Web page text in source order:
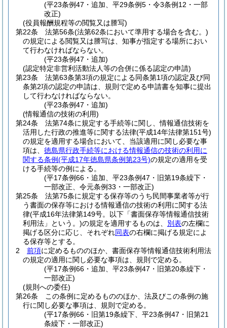
(平23条例47・追加、平29条例5・令3条例12・一部
改正)
(役員報酬規程等の閲覧又は謄写)
第22条
法第56条(法第62条において準用する場合を含む。)
の規定による閲覧又は謄写は、知事が指定する場所におい
て行わなければならない。
(平23条例47・追加)
(認定特定非営利活動法人等の合併に係る認定の申請)
第23条
法第63条第3項の規定による同条第1項の認定及び同
条第2項の認定の申請は、規則で定める申請書を知事に提出
して行わなければならない。
(平23条例47・追加)
(情報通信の技術の利用)
第24条
法第74条に規定する手続等に関し、情報通信技術を
活用した行政の推進等に関する法律(平成14年法律第151号)
の規定を適用する場合において、当該適用に関し必要な事
項は、 徳島県行政手続等における情報通信の技術の利用に
関する条例(平成17年徳島県条例第23号)の規定の適用を受
ける手続等の例による。
(平17条例66・追加、平23条例47・旧第19条繰下・
一部改正、令元条例33・一部改正)
第25条
法第75条に規定する保存等のうち民間事業者等が行
う書面の保存等における情報通信の技術の利用に関する法
律(平成16年法律第149号。以下「書面保存等情報通信技術
利用法」という。)の規定を適用するものは、 別表の左欄に
掲げる区分に応じ、それぞれ同表の右欄に掲げる規定によ
る保存等とする。
2
前項に定めるもののほか、書面保存等情報通信技術利用法
の規定の適用に関し必要な事項は、規則で定める。
(平17条例66・追加、平23条例47・旧第20条繰下・
一部改正)
(規則への委任)
第26条
この条例に定めるもののほか、法及びこの条例の施
行に関し必要な事項は、規則で定める。
(平17条例66・旧第19条繰下、平23条例47・旧第21
条繰下・一部改正)